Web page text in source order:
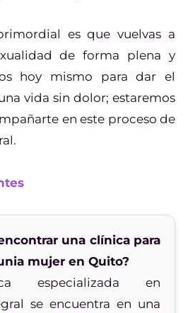
es que vuelvas a
de forma plena y
hoy mismo para dar el
vida sin dolor; estaremos
en este proceso de
una clínica para
mujer en Quito?
especializada en
se encuentra en una